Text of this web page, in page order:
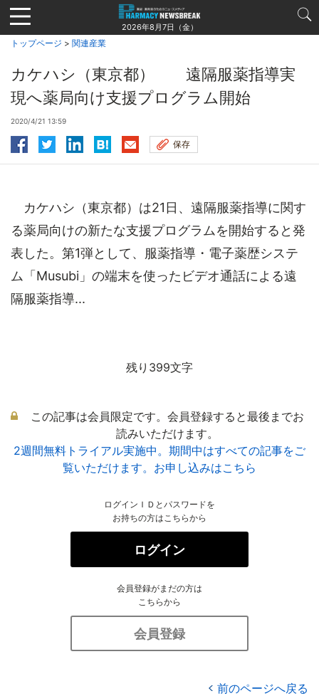
Jump
to
navigation
2026年8月7日（金）
トップページ > 関連産業
カケハシ（東京都） 遠隔服薬指導実
現へ薬局向け支援プログラム開始
2020/4/21 13:59
保存
カケハシ（東京都）は21日、遠隔服薬指導に関す
る薬局向けの新たな支援プログラムを開始すると発
表した。第1弾として、服薬指導・電子薬歴システ
ム「Musubi」の端末を使ったビデオ通話による遠
隔服薬指導...
残り399文字
この記事は会員限定です。会員登録すると最後までお
読みいただけます。
2週間無料トライアル実施中。期間中はすべての記事をご
覧いただけます。お申し込みはこちら
ログインＩＤとパスワードを
お持ちの方はこちらから
ログイン
会員登録がまだの方は
こちらから
会員登録
前のページへ戻る